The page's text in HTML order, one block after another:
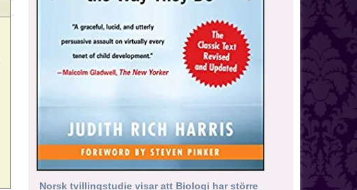
Norsk tvillingstudie visar att Biologi har större